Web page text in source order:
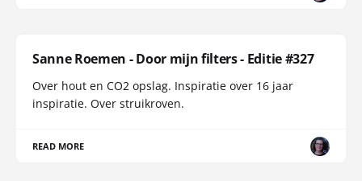
Sanne Roemen - Door mijn filters - Editie #327
Over hout en CO2 opslag. Inspiratie over 16 jaar
inspiratie. Over struikroven.
READ MORE